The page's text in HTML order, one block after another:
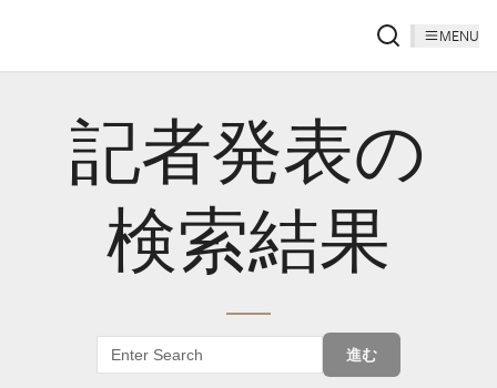
MENU
記者発表の
検索結果
進む